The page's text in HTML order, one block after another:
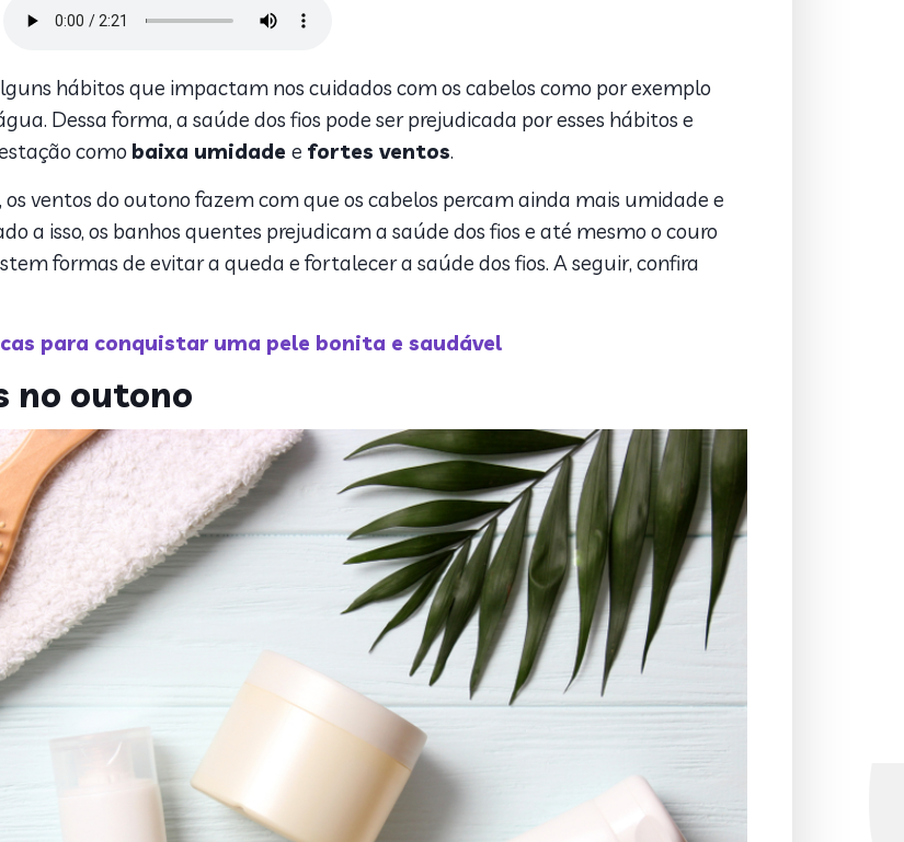
hábitos que impactam nos cuidados com os cabelos como por exemplo
Dessa forma, a saúde dos fios pode ser prejudicada por esses hábitos e
como baixa umidade e fortes ventos.
, os ventos do outono fazem com que os cabelos percam ainda mais umidade e
a isso, os banhos quentes prejudicam a saúde dos fios e até mesmo o couro
formas de evitar a queda e fortalecer a saúde dos fios. A seguir, confira
para conquistar uma pele bonita e saudável
no outono